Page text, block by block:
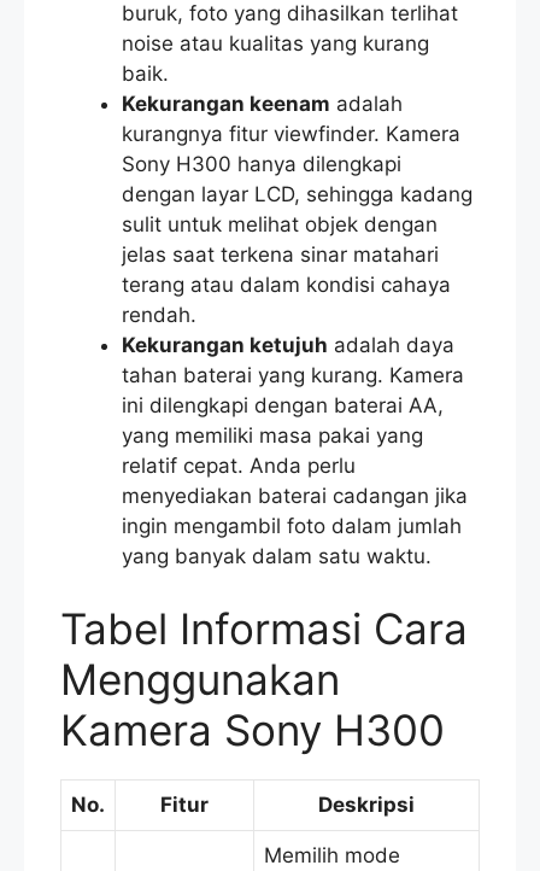
buruk, foto yang dihasilkan terlihat
noise atau kualitas yang kurang
baik.
Kekurangan keenam adalah
kurangnya fitur viewfinder. Kamera
Sony H300 hanya dilengkapi
dengan layar LCD, sehingga kadang
sulit untuk melihat objek dengan
jelas saat terkena sinar matahari
terang atau dalam kondisi cahaya
rendah.
Kekurangan ketujuh adalah daya
tahan baterai yang kurang. Kamera
ini dilengkapi dengan baterai AA,
yang memiliki masa pakai yang
relatif cepat. Anda perlu
menyediakan baterai cadangan jika
ingin mengambil foto dalam jumlah
yang banyak dalam satu waktu.
Tabel Informasi Cara
Menggunakan
Kamera Sony H300
No. Fitur Deskripsi
Memilih mode